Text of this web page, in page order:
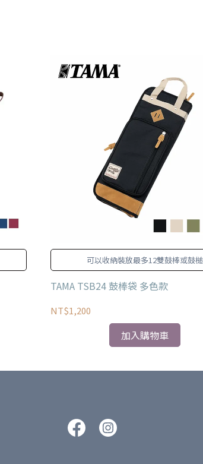
可以收納裝放最多12雙鼓棒或鼓槌
TAMA TSB24 鼓棒袋 多色款
NT$1,200
加入購物車